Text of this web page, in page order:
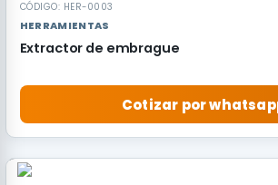
CÓDIGO: HER-0003
HERRAMIENTAS
Extractor de embrague
Cotizar por
RECOMENDADO